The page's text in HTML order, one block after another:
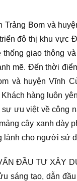
Bom và
đô thị khu vực
giao thông
mẽ. Đến thời
và huyện Vĩnh
hàng luôn
ưu việt về công
cây xanh dày
lành cho người sử
ĐẦU TƯ XÂY
sáng tạo, dẫn